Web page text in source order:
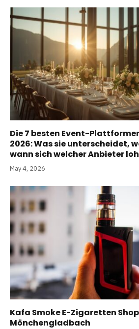
Die 7 besten Event-
2026: Was sie unterscheidet,
wann sich welcher Anbieter
May 4, 2026
Kafa Smoke E-Zigaretten
Mönchengladbach